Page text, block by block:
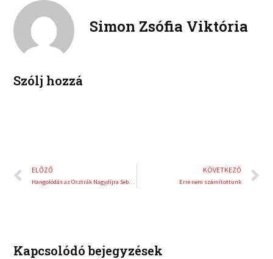
o
k
n
r
Simon Zsófia Viktória
Szólj hozzá
Előző
ELŐZŐ
Hangolódás az Osztrák Nagydíjra Sebastian Vettellel
KÖVETKEZŐ
Erre nem számítottunk
Kapcsolódó bejegyzések